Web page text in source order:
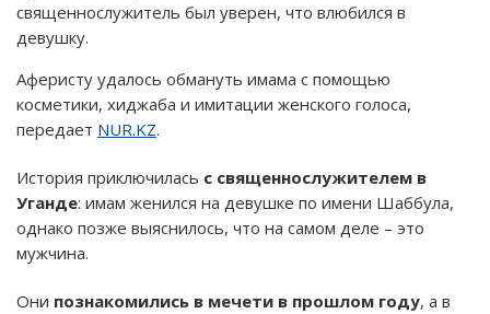
священнослужитель был уверен, что влюбился в
девушку.
Аферисту удалось обмануть имама с помощью
косметики, хиджаба и имитации женского голоса,
передает NUR.KZ.
История приключилась с священнослужителем в
Уганде: имам женился на девушке по имени Шаббула,
однако позже выяснилось, что на самом деле – это
мужчина.
Они познакомились в мечети в прошлом году, а в